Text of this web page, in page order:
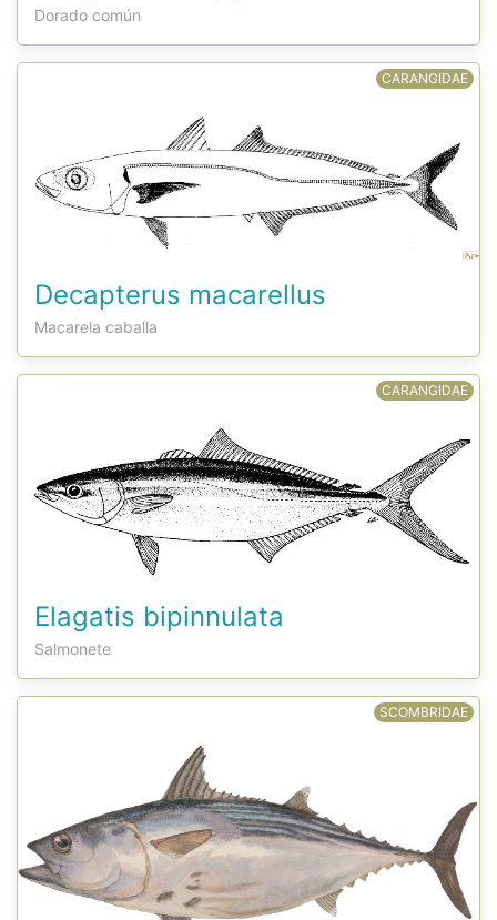
Dorado común
CARANGIDAE
Decapterus macarellus
Macarela caballa
CARANGIDAE
Elagatis bipinnulata
Salmonete
SCOMBRIDAE